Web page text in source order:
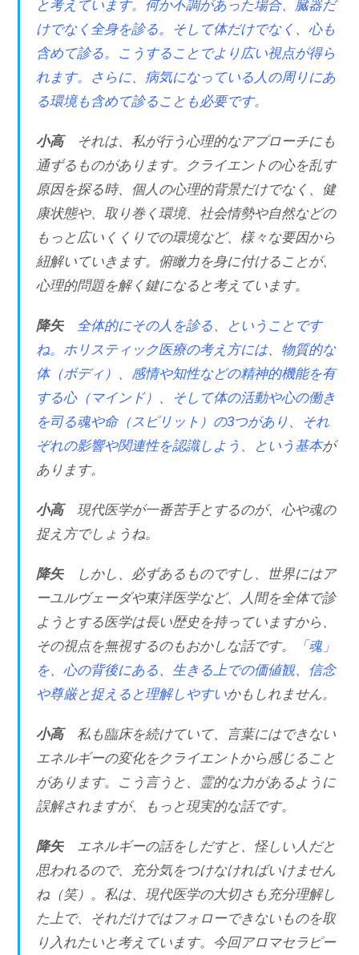
と考えています。何か不調があった場合、臓器だ
けでなく全身を診る。そして体だけでなく、心も
含めて診る。こうすることでより広い視点が得ら
れます。さらに、病気になっている人の周りにあ
る環境も含めて診ることも必要です。
小高
それは、私が行う心理的なアプローチにも
通ずるものがあります。クライエントの心を乱す
原因を探る時、個人の心理的背景だけでなく、健
康状態や、取り巻く環境、社会情勢や自然などの
もっと広いくくりでの環境など、様々な要因から
紐解いていきます。俯瞰力を身に付けることが、
心理的問題を解く鍵になると考えています。
降矢 全体的にその人を診る、ということです
ね。ホリスティック医療の考え方には、物質的な
体（ボディ）、感情や知性などの精神的機能を有
する心（マインド）、そして体の活動や心の働き
を司る魂や命（スピリット）の3つがあり、それ
ぞれの影響や関連性を認識しよう、という基本が
あります。
小高現代医学が一番苦手とするのが、心や魂の
捉え方でしょうね。
降矢
しかし、必ずあるものですし、世界にはア
ーユルヴェーダや東洋医学など、人間を全体で診
ようとする医学は長い歴史を持っていますから、
その視点を無視するのもおかしな話です。
「魂」
を、心の背後にある、生きる上での価値観、信念
や尊厳と捉えると理解しやすいかもしれません。
小高 私も臨床を続けていて、言葉にはできない
エネルギーの変化をクライエントから感じること
があります。こう言うと、霊的な力があるように
誤解されますが、もっと現実的な話です。
降矢 エネルギーの話をしだすと、怪しい人だと
思われるので、充分気をつけなければいけません
ね（笑）。私は、現代医学の大切さも充分理解し
た上で、それだけではフォローできないものを取
り入れたいと考えています。今回アロマセラピー